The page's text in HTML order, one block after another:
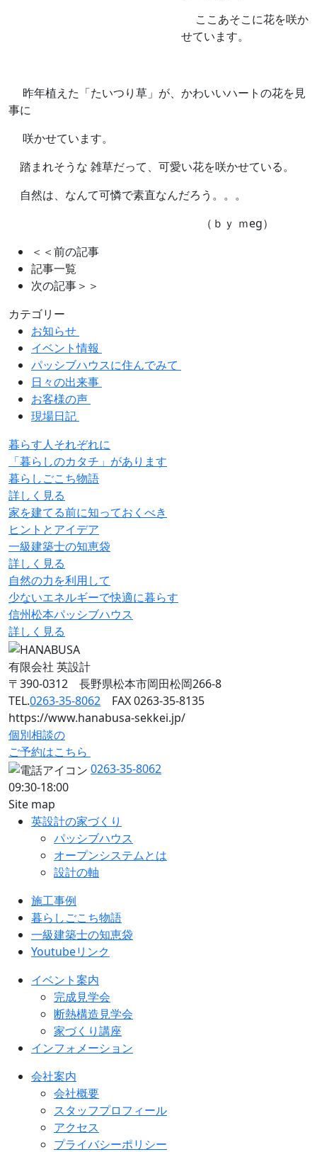
ここあそこに花を咲か
せています。
昨年植えた「たいつり草」が、かわいいハートの花を見
事に
咲かせています。
踏まれそうな 雑草だって、可愛い花を咲かせている。
自然は、なんて可憐で素直なんだろう。。。
（ｂｙ ｍeg）
＜＜前の記事
記事一覧
次の記事＞＞
カテゴリー
お知らせ
イベント情報
パッシブハウスに住んでみて
日々の出来事
お客様の声
現場日記
暮らす人それぞれに
「暮らしのカタチ」があります
暮らしごこち物語
詳しく見る
家を建てる前に知っておくべき
ヒントとアイデア
一級建築士の知恵袋
詳しく見る
自然の力を利用して
少ないエネルギーで快適に暮らす
信州松本パッシブハウス
詳しく見る
有限会社 英設計
〒390-0312 長野県松本市岡田松岡266-8
TEL.0263-35-8062 FAX 0263-35-8135
https://www.hanabusa-sekkei.jp/
個別相談の
ご予約はこちら
0263-35-8062
09:30-18:00
Site map
英設計の家づくり
パッシブハウス
オープンシステムとは
設計の軸
施工事例
暮らしごこち物語
一級建築士の知恵袋
Youtubeリンク
イベント案内
完成見学会
断熱構造見学会
家づくり講座
インフォメーション
会社案内
会社概要
スタッフプロフィール
アクセス
プライバシーポリシー